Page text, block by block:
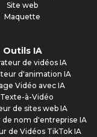
Site web
Maquette
Outils IA
de vidéos IA
d'animation IA
Vidéo avec IA
à-Vidéo
de sites web IA
de nom d'entreprise IA
de Vidéos TikTok IA